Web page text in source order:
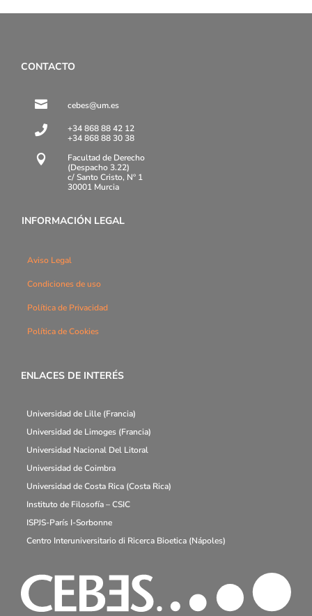
CONTACTO
 cebes@um.es

+34 868 88 42 12
+34 868 88 30 38

Facultad de Derecho
(Despacho 3.22)
c/ Santo Cristo, Nº 1
30001 Murcia
INFORMACIÓN LEGAL
Aviso Legal
Condiciones de uso
Política de Privacidad
Política de Cookies
ENLACES DE INTERÉS
Universidad de Lille (Francia)
Universidad de Limoges (Francia)
Universidad Nacional Del Litoral
Universidad de Coimbra
Universidad de Costa Rica (Costa Rica)
Instituto de Filosofía – CSIC
ISPJS-París I-Sorbonne
Centro Interuniversitario di Ricerca Bioetica (Nápoles)